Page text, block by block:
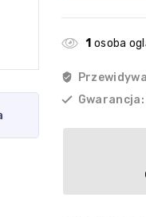
1 osoba
Gwarancja: